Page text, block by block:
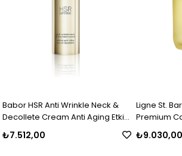
Babor HSR Anti Wrinkle Neck &
Decollete Cream Anti Aging Etkili
Boyun ve Dekolte Kremi 50 ml
₺7.512,00
Ligne St.
Premium
ve
ML
₺9.030,00